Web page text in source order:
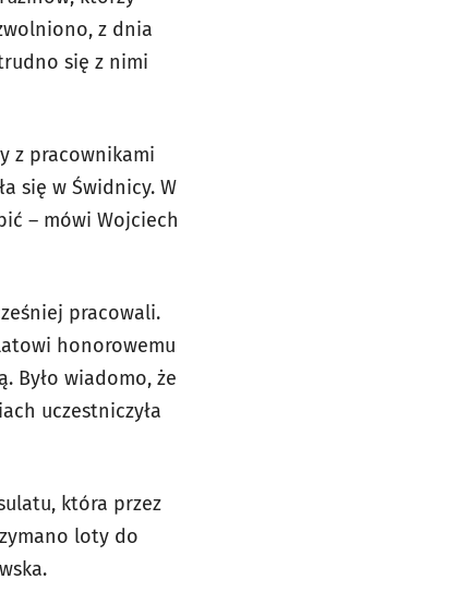
z dnia
się z nimi
z pracownikami
się w Świdnicy. W
– mówi Wojciech
pracowali.
honorowemu
Było wiadomo, że
uczestniczyła
która przez
loty do